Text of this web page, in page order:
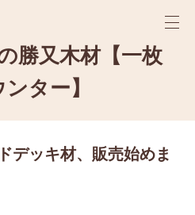
勝又木材【一枚
ター】
デッキ材、販売始めま